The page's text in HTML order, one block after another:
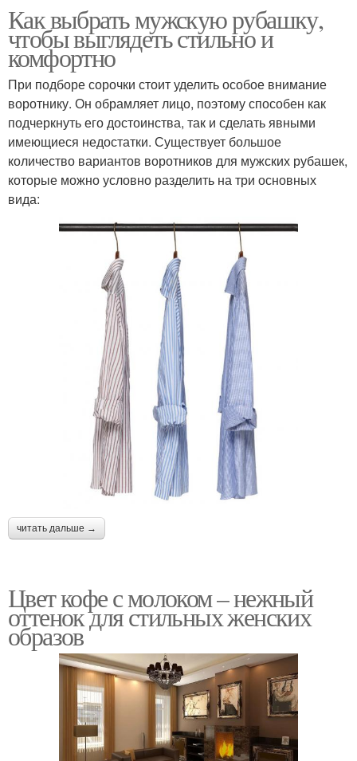
Как выбрать мужскую рубашку,
чтобы выглядеть стильно и
комфортно
При подборе сорочки стоит уделить особое внимание
воротнику. Он обрамляет лицо, поэтому способен как
подчеркнуть его достоинства, так и сделать явными
имеющиеся недостатки. Существует большое
количество вариантов воротников для мужских рубашек,
которые можно условно разделить на три основных
вида:
читать дальше →
Цвет кофе с молоком – нежный
оттенок для стильных женских
образов